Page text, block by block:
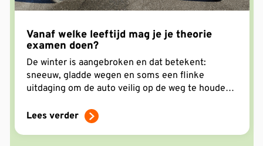
Vanaf welke leeftijd mag je je theorie
examen doen?
De winter is aangebroken en dat betekent:
sneeuw, gladde wegen en soms een flinke
uitdaging om de auto veilig op de weg te houden.
rijdt, één ding is zeker: je moet extra opletten!
Met deze handige tips word jij een pro in
Lees verder